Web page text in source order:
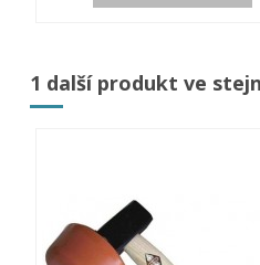
1 další produkt ve